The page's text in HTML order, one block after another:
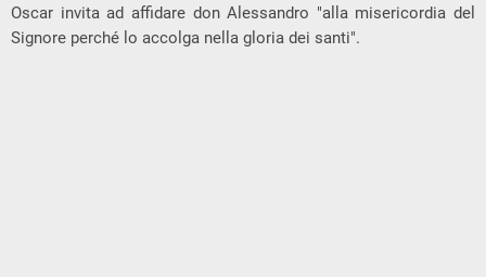
Oscar invita ad affidare don Alessandro "alla misericordia del
Signore perché lo accolga nella gloria dei santi".